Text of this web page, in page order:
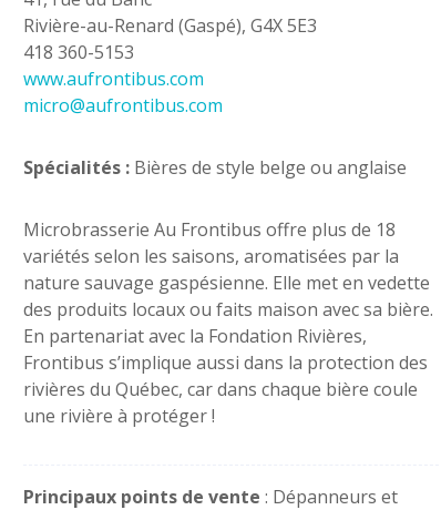
Rivière-au-Renard (Gaspé), G4X 5E3
418 360-5153
www.aufrontibus.com
micro@aufrontibus.com
Spécialités:Bières de style belge ou anglaise
Microbrasserie Au Frontibus offre plus de 18
variétés selon les saisons, aromatisées par la
nature sauvage gaspésienne. Elle met en vedette
des produits locaux ou faits maison avec sa bière.
En partenariat avec la Fondation Rivières,
Frontibus s’implique aussi dans la protection des
rivières du Québec, car dans chaque bière coule
une rivière à protéger !
Principaux points de vente : Dépanneurs et